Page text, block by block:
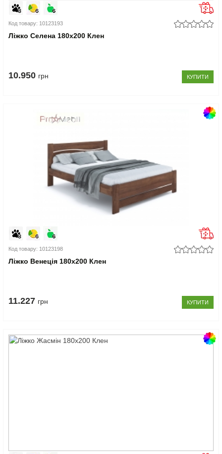
Код товару: 10123193
Ліжко Селена 180x200 Клен
10.950 грн КУПИТИ
Код товару: 10123198
Ліжко Венеція 180x200 Клен
11.227 грн КУПИТИ